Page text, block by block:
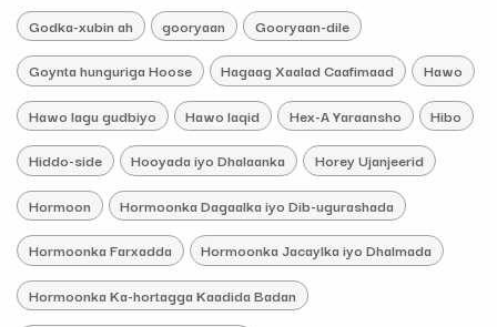
Godka-xubin ah gooryaan Gooryaan-dile
Goynta hunguriga Hoose Hagaag Xaalad Caafimaad Hawo
Hawo lagu gudbiyo Hawo laqid Hex-A Yaraansho Hibo
Hiddo-side Hooyada iyo Dhalaanka Horey Ujanjeerid
Hormoon Hormoonka Dagaalka iyo Dib-ugurashada
Hormoonka Farxadda Hormoonka Jacaylka iyo Dhalmada
Hormoonka Ka-hortagga Kaadida Badan